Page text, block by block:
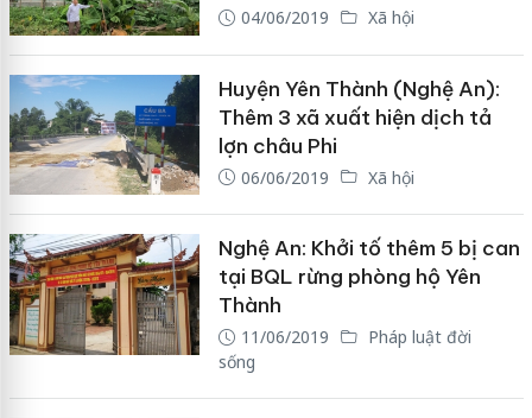
04/06/2019 Xã hội
Huyện Yên Thành (Nghệ An):
Thêm 3 xã xuất hiện dịch tả
lợn châu Phi
06/06/2019 Xã hội
Nghệ An: Khởi tố thêm 5 bị can
tại BQL rừng phòng hộ Yên
Thành
11/06/2019
Pháp luật đời
sống